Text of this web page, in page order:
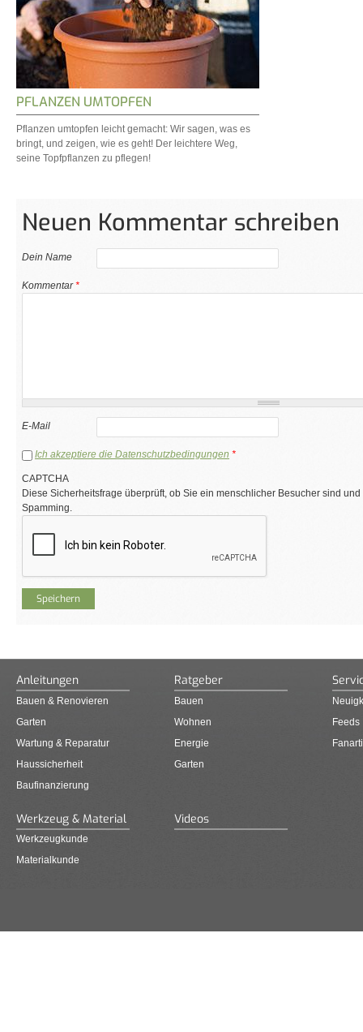
PFLANZEN UMTOPFEN
Pflanzen umtopfen leicht gemacht: Wir sagen, was es
bringt, und zeigen, wie es geht! Der leichtere Weg,
seine Topfpflanzen zu pflegen!
Neuen Kommentar schreiben
Dein Name
Kommentar*
E-Mail
Ich akzeptiere die Datenschutzbedingungen *
CAPTCHA
Diese Sicherheitsfrage überprüft, ob Sie ein menschlicher Besucher sind
Spamming.
Anleitungen
Bauen & Renovieren
Garten
Wartung & Reparatur
Haussicherheit
Baufinanzierung
Ratgeber
Bauen
Wohnen
Energie
Garten
Feeds
Werkzeug & Material
Werkzeugkunde
Materialkunde
Videos